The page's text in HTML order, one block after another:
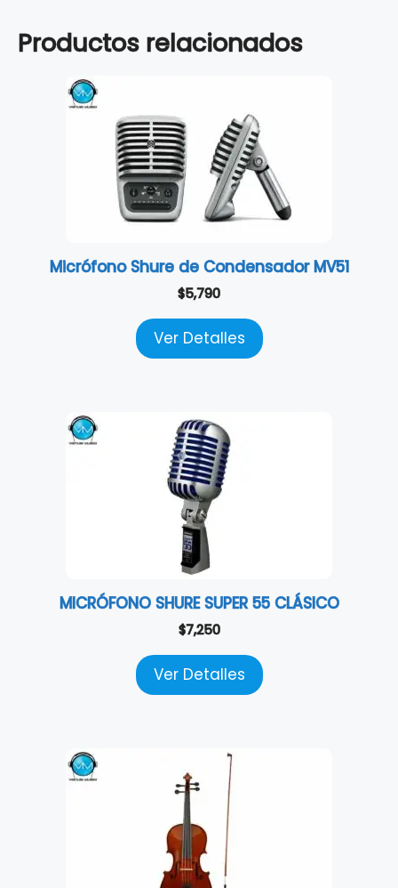
Productos relacionados
Micrófono Shure de Condensador MV51
$5,790
Ver Detalles
MICRÓFONO SHURE SUPER 55 CLÁSICO
$7,250
Ver Detalles